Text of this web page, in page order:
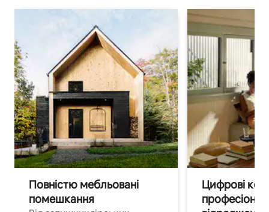
Повністю мебльовані
помешкання
Цифрові